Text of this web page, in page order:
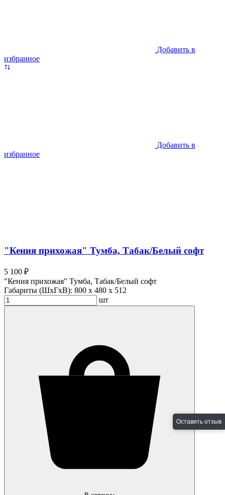
Добавить в
избранное
Добавить в
избранное
"Кения прихожая" Тумба, Табак/Белый софт
5 100 ₽
"Кения прихожая" Тумба, Табак/Белый софт
Габариты (ШхГхВ): 800 x 480 x 512
шт
Оставить отзыв